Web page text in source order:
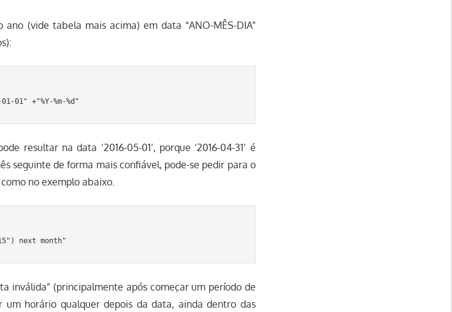
(vide tabela mais acima) em data “ANO-MÊS-DIA”
resultar na data ‘2016-05-01’, porque ‘2016-04-31’ é
seguinte de forma mais confiável, pode-se pedir para o
no exemplo abaixo.
inválida” (principalmente após começar um período de
um horário qualquer depois da data, ainda dentro das